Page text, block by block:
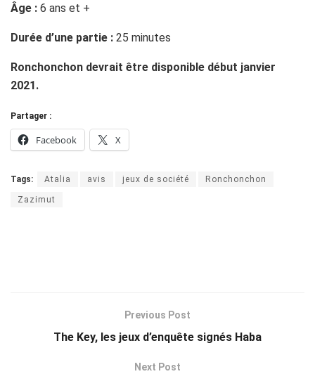
Âge : 6 ans et +
Durée d’une partie : 25 minutes
Ronchonchon devrait être disponible début janvier
2021.
Partager :
Facebook X
Tags: Atalia avis jeux de société Ronchonchon
Zazimut
Previous Post
The Key, les jeux d’enquête signés Haba
Next Post